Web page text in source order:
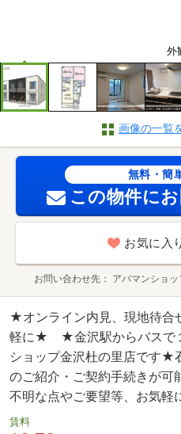
外
画像の一覧
無料・簡
この物件に
お気に入
お問い合わせ先 アパマンショ
★オンライン内見、現地待合
軽に★ ★金沢駅からバスで
ショップ金沢杜の里店です★
のご紹介・ご契約手続きが可
不明な点やご要望等、お気
賃料